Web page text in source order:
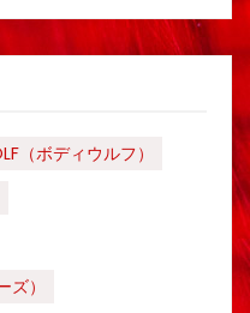
（ボディウルフ）
）